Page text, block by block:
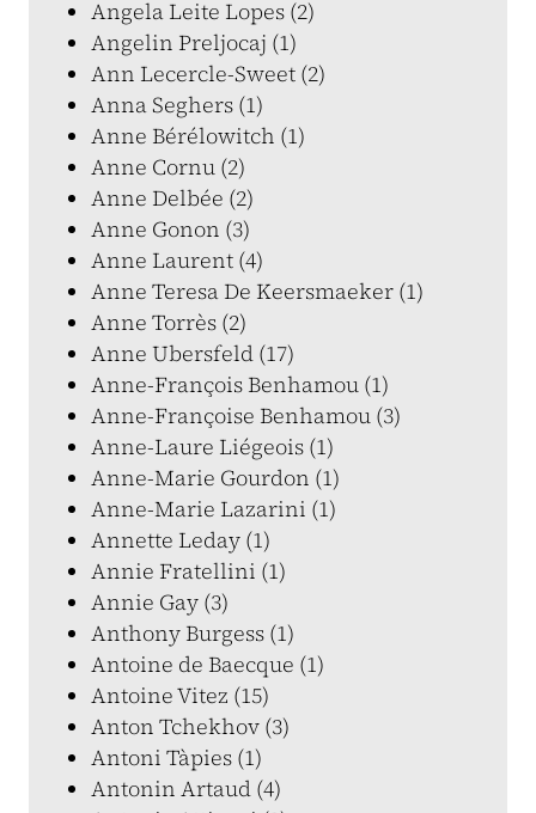
Angela Leite Lopes (2)
Angelin Preljocaj (1)
Ann Lecercle-Sweet (2)
Anna Seghers (1)
Anne Bérélowitch (1)
Anne Cornu (2)
Anne Delbée (2)
Anne Gonon (3)
Anne Laurent (4)
Anne Teresa De Keersmaeker (1)
Anne Torrès (2)
Anne Ubersfeld (17)
Anne-François Benhamou (1)
Anne-Françoise Benhamou (3)
Anne-Laure Liégeois (1)
Anne-Marie Gourdon (1)
Anne-Marie Lazarini (1)
Annette Leday (1)
Annie Fratellini (1)
Annie Gay (3)
Anthony Burgess (1)
Antoine de Baecque (1)
Antoine Vitez (15)
Anton Tchekhov (3)
Antoni Tàpies (1)
Antonin Artaud (4)